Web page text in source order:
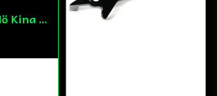
Bromsgrepp Hö Kina Scooter 2T